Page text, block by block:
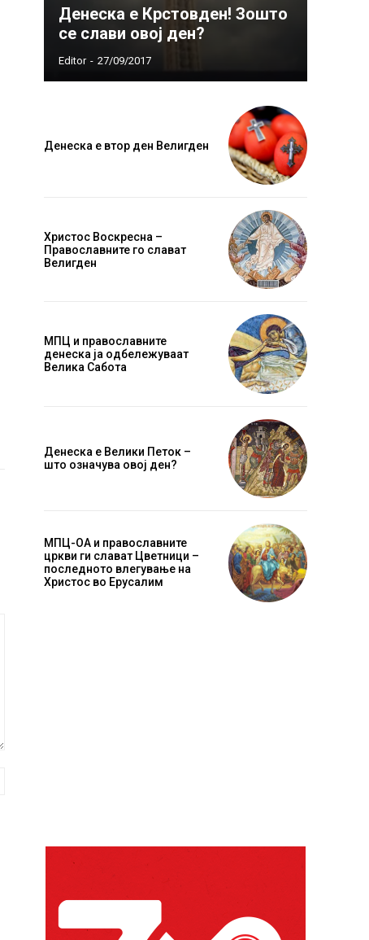
Денеска е Крстовден! Зошто
се слави овој ден?
Editor - 27/09/2017
Денеска е втор ден Велигден
Христос Воскресна –
Православните го слават
Велигден
МПЦ и православните
денеска ја одбележуваат
Велика Сабота
Денеска е Велики Петок –
што означува овој ден?
МПЦ-ОА и православните
цркви ги слават Цветници –
последното влегување на
Христос во Ерусалим